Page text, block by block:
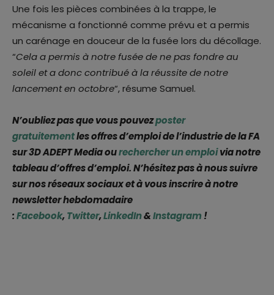
Une fois les pièces combinées à la trappe, le
mécanisme a fonctionné comme prévu et a permis
un carénage en douceur de la fusée lors du décollage.
“Cela a permis à notre fusée de ne pas fondre au
soleil et a donc contribué à la réussite de notre
lancement en octobre“, résume Samuel.
N’oubliez pas que vous pouvezposter
gratuitementles offres d’emploi de l’industrie de la FA
sur 3D ADEPT Media ourechercher un emploivia notre
tableau d’offres d’emploi. N’hésitez pas à nous suivre
sur nos réseaux sociaux et à vous inscrire à notre
newsletter hebdomadaire
:Facebook,Twitter,LinkedIn&Instagram !